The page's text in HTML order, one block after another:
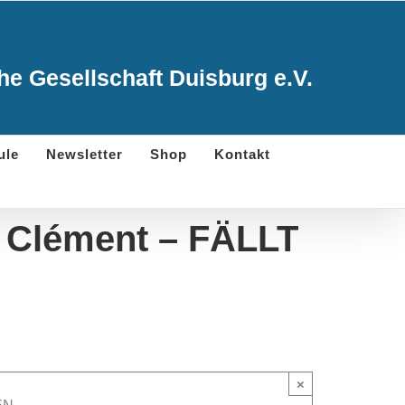
Gesellschaft Duisburg e.V.
Newsletter Shop Kontakt
– FÄLLT
×